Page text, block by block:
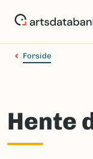
Forside
Hente